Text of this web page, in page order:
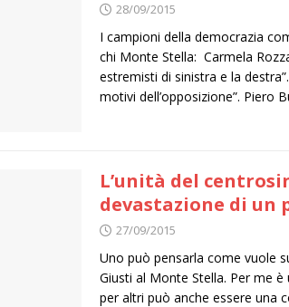
28/09/2015
I campioni della democrazia
chi Monte Stella: Carmela
estremisti di sinistra e la
motivi dell’opposizione”. Piero
L’unità del
devastazione di un
27/09/2015
Uno può pensarla come vuole
Giusti al Monte Stella. Per me
per altri può anche essere una